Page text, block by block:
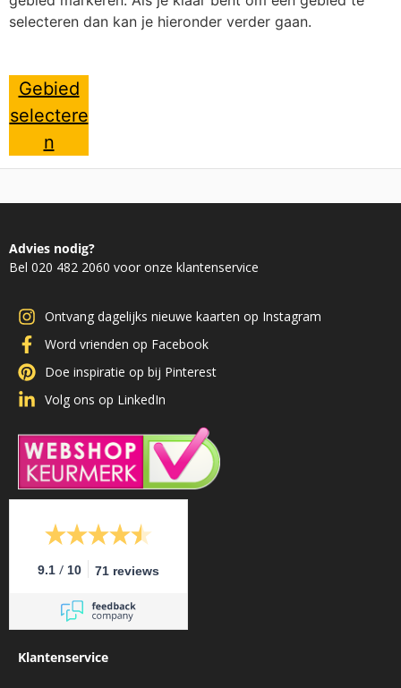
selecteren dan kan je hieronder verder gaan.
Gebied
selectere
n
Advies nodig?
Bel 020 482 2060 voor onze klantenservice
Ontvang dagelijks nieuwe kaarten op Instagram
Word vrienden op Facebook
Doe inspiratie op bij Pinterest
Volg ons op LinkedIn
9.1 / 10 71 reviews
Klantenservice